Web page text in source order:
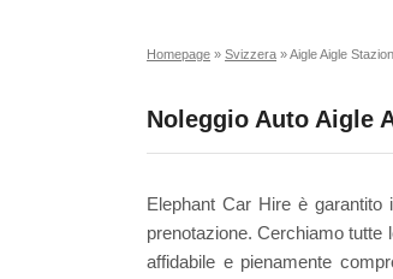
Homepage » Svizzera »Aigle Aigle
Noleggio Auto Aigle
Elephant Car Hire è garantito
prenotazione. Cerchiamo tutte
affidabile e pienamente